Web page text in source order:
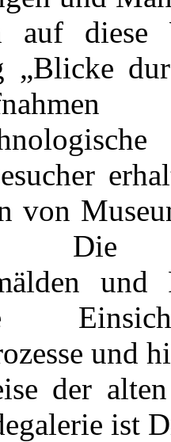
auf diese
„Blicke
von
Die
und
und
der
ist